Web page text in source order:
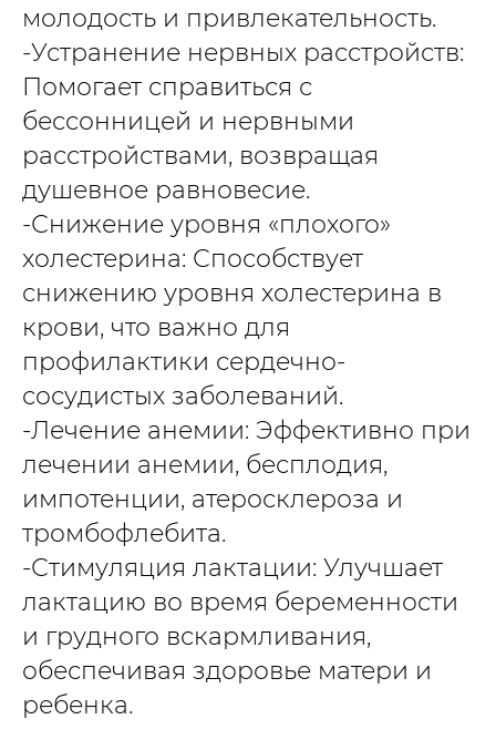
молодость и привлекательность.
-Устранение нервных расстройств:
Помогает справиться с
бессонницей и нервными
расстройствами, возвращая
душевное равновесие.
-Снижение уровня «плохого»
холестерина: Способствует
снижению уровня холестерина в
крови, что важно для
профилактики сердечно-
сосудистых заболеваний.
-Лечение анемии: Эффективно при
лечении анемии, бесплодия,
импотенции, атеросклероза и
тромбофлебита.
-Стимуляция лактации: Улучшает
лактацию во время беременности
и грудного вскармливания,
обеспечивая здоровье матери и
ребенка.